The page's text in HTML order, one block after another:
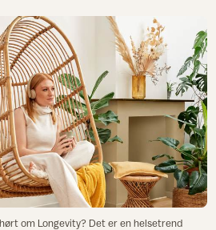
hørt om Longevity? Det er en helsetrend